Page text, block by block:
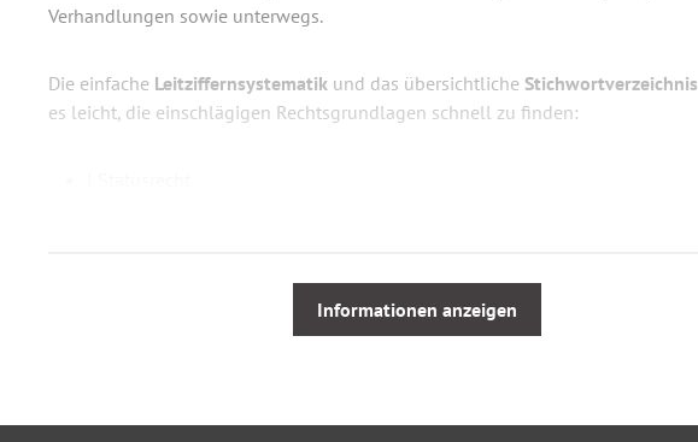
Verhandlungen sowie unterwegs.
Die einfache Leitziffernsystematik und das übersichtliche Stichwortverzeichnis
es leicht, die einschlägigen Rechtsgrundlagen schnell zu finden:
VI Reise- und Umzugskosten, Trennungsgeld
Informationen anzeigen